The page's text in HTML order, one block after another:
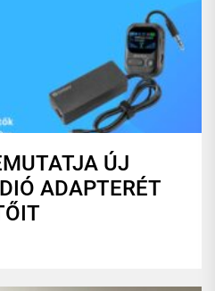
ÚJ
ADAPTERÉT